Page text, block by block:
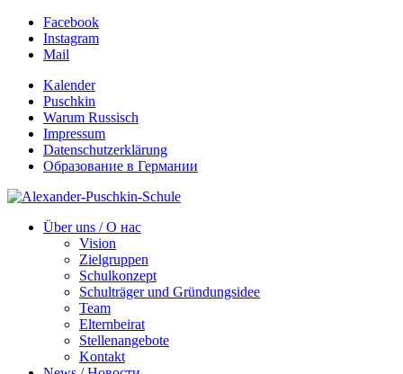
Facebook
Instagram
Mail
Kalender
Puschkin
Warum Russisch
Impressum
Datenschutzerklärung
Образование в Германии
Über uns / О нас
Vision
Zielgruppen
Schulkonzept
Schulträger und Gründungsidee
Team
Elternbeirat
Stellenangebote
Kontakt